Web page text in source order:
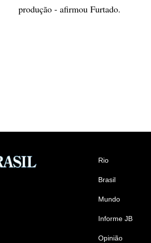
produção - afirmou Furtado.
Rio
Brasil
Mundo
Informe JB
Opinião